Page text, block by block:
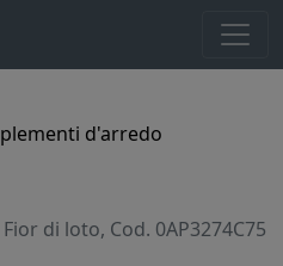
d'arredo
di loto, Cod. 0AP3274C75